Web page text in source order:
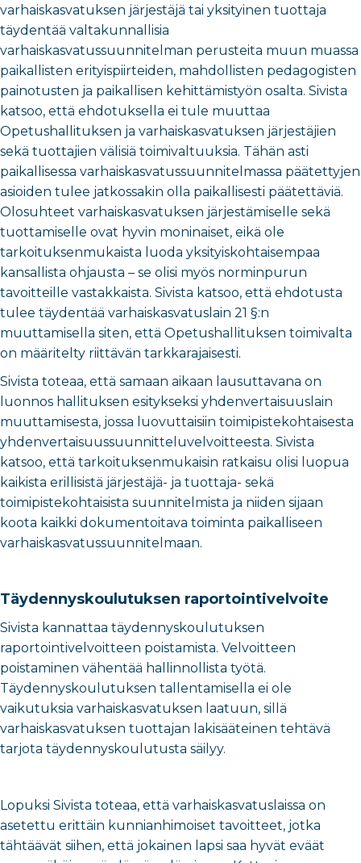
varhaiskasvatuksen järjestäjä tai yksityinen tuottaja
täydentää valtakunnallisia
varhaiskasvatussuunnitelman perusteita muun muassa
paikallisten erityispiirteiden, mahdollisten pedagogisten
painotusten ja paikallisen kehittämistyön osalta. Sivista
katsoo, että ehdotuksella ei tule muuttaa
Opetushallituksen ja varhaiskasvatuksen järjestäjien
sekä tuottajien välisiä toimivaltuuksia. Tähän asti
paikallisessa varhaiskasvatussuunnitelmassa päätettyjen
asioiden tulee jatkossakin olla paikallisesti päätettäviä.
Olosuhteet varhaiskasvatuksen järjestämiselle sekä
tuottamiselle ovat hyvin moninaiset, eikä ole
tarkoituksenmukaista luoda yksityiskohtaisempaa
kansallista ohjausta – se olisi myös norminpurun
tavoitteille vastakkaista. Sivista katsoo, että ehdotusta
tulee täydentää varhaiskasvatuslain 21 §:n
muuttamisella siten, että Opetushallituksen toimivalta
on määritelty riittävän tarkkarajaisesti.
Sivista toteaa, että samaan aikaan lausuttavana on
luonnos hallituksen esitykseksi yhdenvertaisuuslain
muuttamisesta, jossa luovuttaisiin toimipistekohtaisesta
yhdenvertaisuussuunnitteluvelvoitteesta. Sivista
katsoo, että tarkoituksenmukaisin ratkaisu olisi luopua
kaikista erillisistä järjestäjä- ja tuottaja- sekä
toimipistekohtaisista suunnitelmista ja niiden sijaan
koota kaikki dokumentoitava toiminta paikalliseen
varhaiskasvatussuunnitelmaan.
Täydennyskoulutuksen raportointivelvoite
Sivista kannattaa täydennyskoulutuksen
raportointivelvoitteen poistamista. Velvoitteen
poistaminen vähentää hallinnollista työtä.
Täydennyskoulutuksen tallentamisella ei ole
vaikutuksia varhaiskasvatuksen laatuun, sillä
varhaiskasvatuksen tuottajan lakisääteinen tehtävä
tarjota täydennyskoulutusta säilyy.
Lopuksi Sivista toteaa, että varhaiskasvatuslaissa on
asetettu erittäin kunnianhimoiset tavoitteet, jotka
tähtäävät siihen, että jokainen lapsi saa hyvät eväät